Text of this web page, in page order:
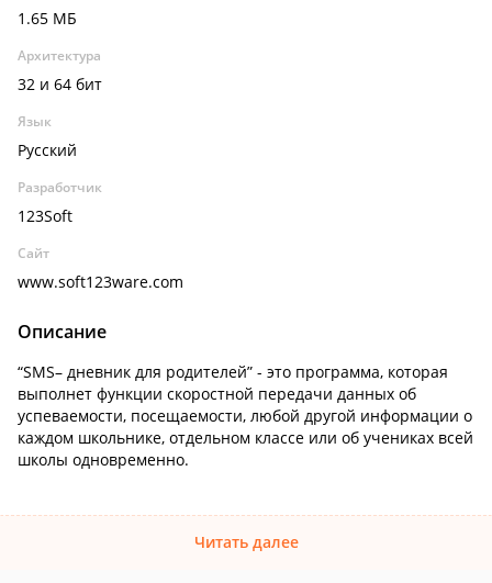
1.65 МБ
Архитектура
32 и 64 бит
Язык
Русский
Разработчик
123Soft
Сайт
www.soft123ware.com
Описание
“SMS– дневник для родителей” - это программа, которая
выполнет функции скоростной передачи данных об
успеваемости, посещаемости, любой другой информации о
каждом школьнике, отдельном классе или об учениках всей
школы одновременно.
Читать далее